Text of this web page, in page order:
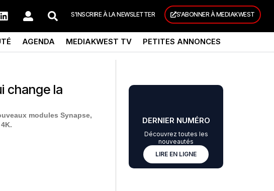
S'INSCRIRE À LA NEWSLETTER S'ABONNER À MEDIAKWEST
AGENDA MEDIAKWEST TV PETITES ANNONCES
change la
modules Synapse,
DERNIER NUMÉRO
Découvrez toutes les
nouveautés
LIRE EN LIGNE